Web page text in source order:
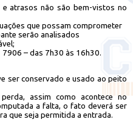
e atrasos não são bem-vistos no
que possam comprometer
serão analisados
– das 7h30 às 16h30.
ser conservado e usado ao peito
assim como acontece no
a falta, o fato deverá ser
que seja permitida a entrada.